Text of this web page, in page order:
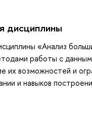
дисциплины
«Анализ
работы с
их возможностей и
и навыков